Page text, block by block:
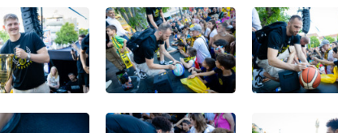
(Szombat) 17:00